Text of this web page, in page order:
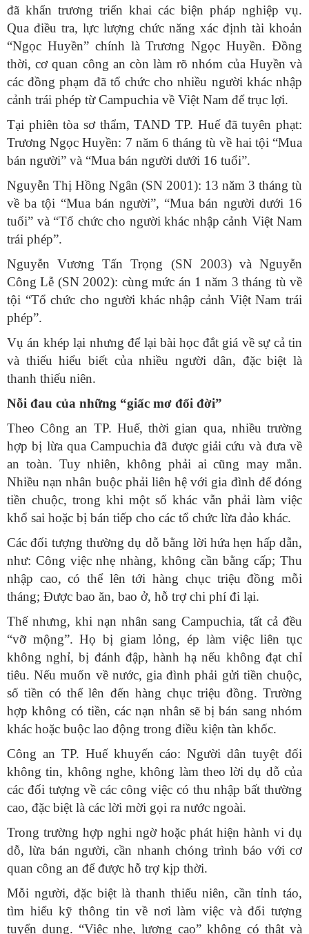
đã khẩn trương triển khai các biện pháp nghiệp vụ.
Qua điều tra, lực lượng chức năng xác định tài khoản
“Ngọc Huyền” chính là Trương Ngọc Huyền. Đồng
thời, cơ quan công an còn làm rõ nhóm của Huyền và
các đồng phạm đã tổ chức cho nhiều người khác nhập
cảnh trái phép từ Campuchia về Việt Nam để trục lợi.
Tại phiên tòa sơ thẩm, TAND TP. Huế đã tuyên phạt:
Trương Ngọc Huyền: 7 năm 6 tháng tù về hai tội “Mua
bán người” và “Mua bán người dưới 16 tuổi”.
Nguyễn Thị Hồng Ngân (SN 2001): 13 năm 3 tháng tù
về ba tội “Mua bán người”, “Mua bán người dưới 16
tuổi” và “Tổ chức cho người khác nhập cảnh Việt Nam
trái phép”.
Nguyễn Vương Tấn Trọng (SN 2003) và Nguyễn
Công Lễ (SN 2002): cùng mức án 1 năm 3 tháng tù về
tội “Tổ chức cho người khác nhập cảnh Việt Nam trái
phép”.
Vụ án khép lại nhưng để lại bài học đắt giá về sự cả tin
và thiếu hiểu biết của nhiều người dân, đặc biệt là
thanh thiếu niên.
Nỗi đau của những “giấc mơ đổi đời”
Theo Công an TP. Huế, thời gian qua, nhiều trường
hợp bị lừa qua Campuchia đã được giải cứu và đưa về
an toàn. Tuy nhiên, không phải ai cũng may mắn.
Nhiều nạn nhân buộc phải liên hệ với gia đình để đóng
tiền chuộc, trong khi một số khác vẫn phải làm việc
khổ sai hoặc bị bán tiếp cho các tổ chức lừa đảo khác.
Các đối tượng thường dụ dỗ bằng lời hứa hẹn hấp dẫn,
như: Công việc nhẹ nhàng, không cần bằng cấp; Thu
nhập cao, có thể lên tới hàng chục triệu đồng mỗi
tháng; Được bao ăn, bao ở, hỗ trợ chi phí đi lại.
Thế nhưng, khi nạn nhân sang Campuchia, tất cả đều
“vỡ mộng”. Họ bị giam lỏng, ép làm việc liên tục
không nghỉ, bị đánh đập, hành hạ nếu không đạt chỉ
tiêu. Nếu muốn về nước, gia đình phải gửi tiền chuộc,
số tiền có thể lên đến hàng chục triệu đồng. Trường
hợp không có tiền, các nạn nhân sẽ bị bán sang nhóm
khác hoặc buộc lao động trong điều kiện tàn khốc.
Công an TP. Huế khuyến cáo: Người dân tuyệt đối
không tin, không nghe, không làm theo lời dụ dỗ của
các đối tượng về các công việc có thu nhập bất thường
cao, đặc biệt là các lời mời gọi ra nước ngoài.
Trong trường hợp nghi ngờ hoặc phát hiện hành vi dụ
dỗ, lừa bán người, cần nhanh chóng trình báo với cơ
quan công an để được hỗ trợ kịp thời.
Mỗi người, đặc biệt là thanh thiếu niên, cần tỉnh táo,
tìm hiểu kỹ thông tin về nơi làm việc và đối tượng
tuyển dụng. “Việc nhẹ, lương cao” không có thật và